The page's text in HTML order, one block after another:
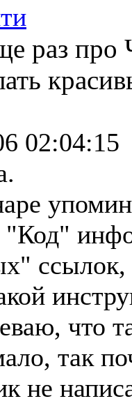
раз про
02:04:15
"Код"
ссылок,
что
так
не